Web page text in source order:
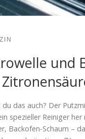
und
du das auch? Der
spezieller Reiniger
Backofen-Schaum –